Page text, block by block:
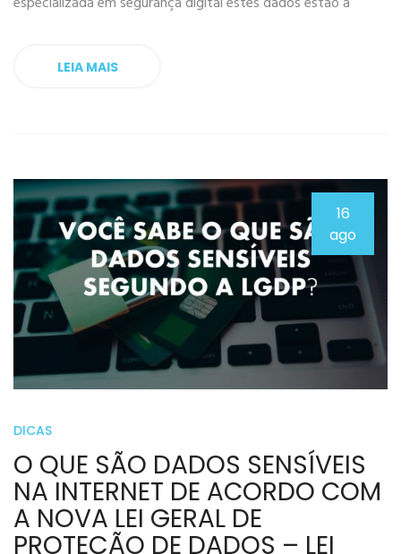
LEIA MAIS
16
ago
DICAS
O QUE SÃO DADOS SENSÍVEIS
NA INTERNET DE ACORDO COM
A NOVA LEI GERAL DE
PROTEÇÃO DE DADOS – LEI